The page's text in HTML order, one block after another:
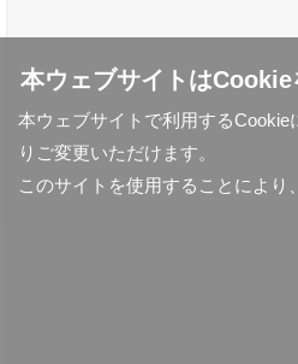
本ウェブサイトは
本ウェブサイトで利用する
りご変更いただけます。
このサイトを使用することにより